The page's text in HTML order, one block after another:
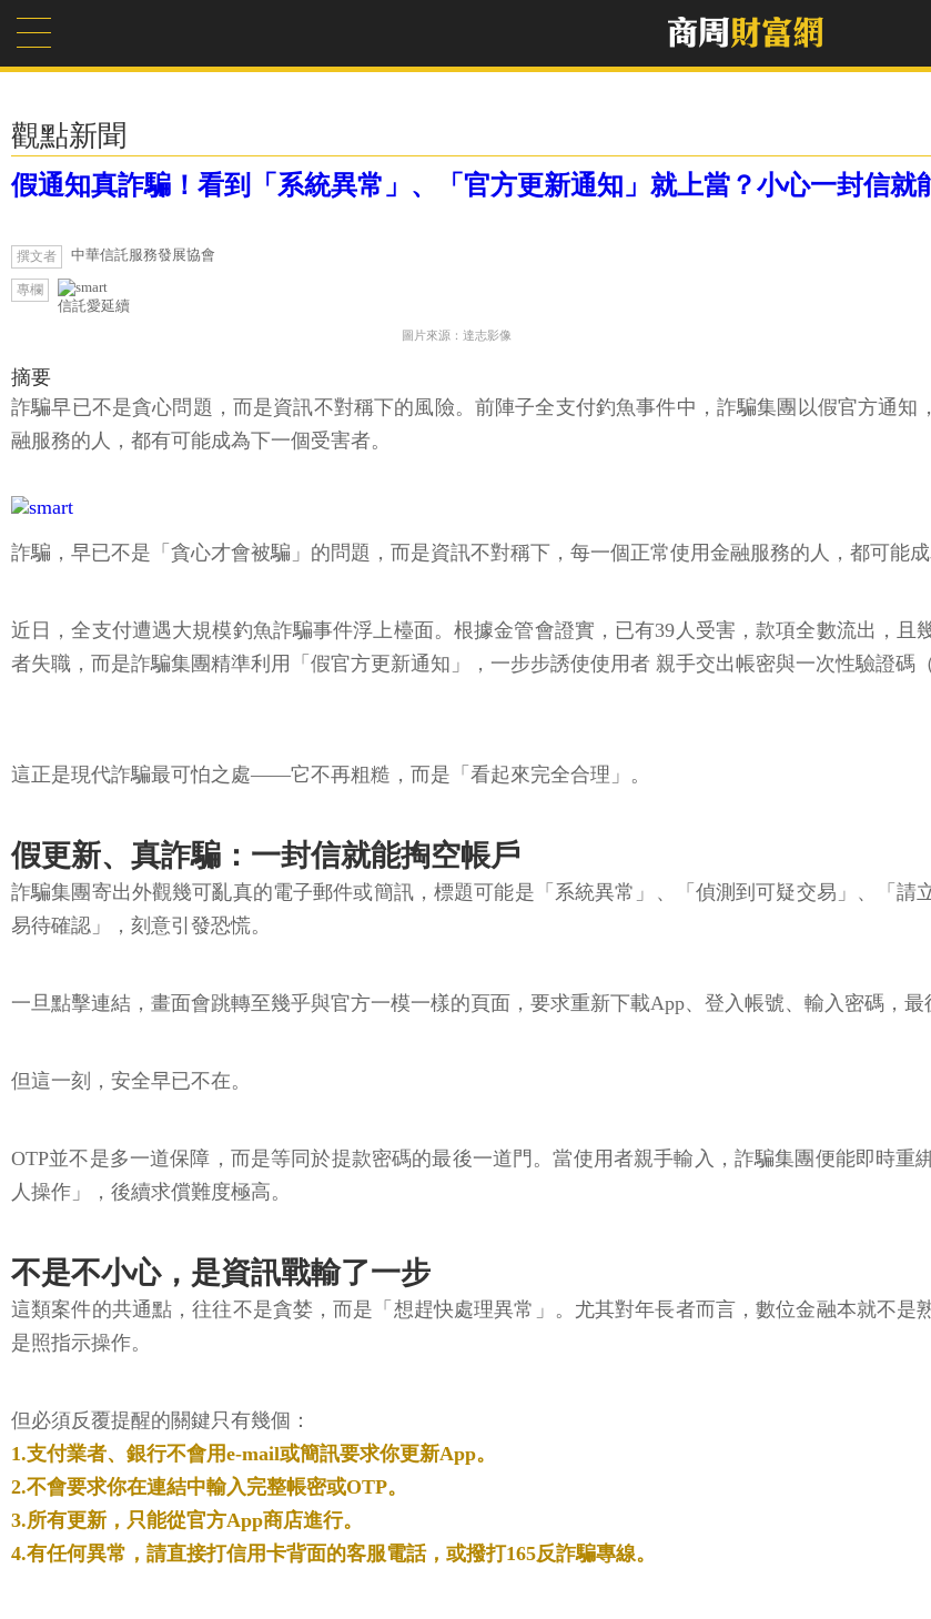
觀點新聞
假通知真詐騙！看到「系統異常」、「官方更新通知」就上當？小心一封信就
撰文者 中華信託服務發展協會
專欄
信託愛延續
圖片來源：達志影像
摘要
詐騙早已不是貪心問題，而是資訊不對稱下的風險。前陣子全支付釣魚事件中，詐騙集團以假官方通
融服務的人，都有可能成為下一個受害者。
詐騙，早已不是「貪心才會被騙」的問題，而是資訊不對稱下，每一個正常使用金融服務的人，都可能成
近日，全支付遭遇大規模釣魚詐騙事件浮上檯面。根據金管會證實，已有39人受害，款項全數流出，
者失職，而是詐騙集團精準利用「假官方更新通知」，一步步誘使使用者 親手交出帳密與一次性驗證碼（
這正是現代詐騙最可怕之處——它不再粗糙，而是「看起來完全合理」。
假更新、真詐騙：一封信就能掏空帳戶
詐騙集團寄出外觀幾可亂真的電子郵件或簡訊，標題可能是「系統異常」、「偵測到可疑交易」、「請
易待確認」，刻意引發恐慌。
一旦點擊連結，畫面會跳轉至幾乎與官方一模一樣的頁面，要求重新下載App、登入帳號、輸入密碼，
但這一刻，安全早已不在。
OTP並不是多一道保障，而是等同於提款密碼的最後一道門。當使用者親手輸入，詐騙集團便能即時
人操作」，後續求償難度極高。
不是不小心，是資訊戰輸了一步
這類案件的共通點，往往不是貪婪，而是「想趕快處理異常」。尤其對年長者而言，數位金融本就不
是照指示操作。
但必須反覆提醒的關鍵只有幾個：
1.支付業者、銀行不會用e-mail或簡訊要求你更新App。
2.不會要求你在連結中輸入完整帳密或OTP。
3.所有更新，只能從官方App商店進行。
4.有任何異常，請直接打信用卡背面的客服電話，或撥打165反詐騙專線。